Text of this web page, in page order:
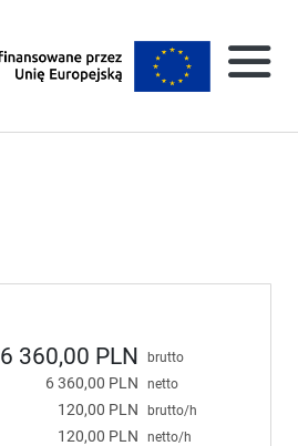
6 360,00 PLN brutto
6 360,00 PLN netto
120,00 PLN brutto/h
120,00 PLN netto/h